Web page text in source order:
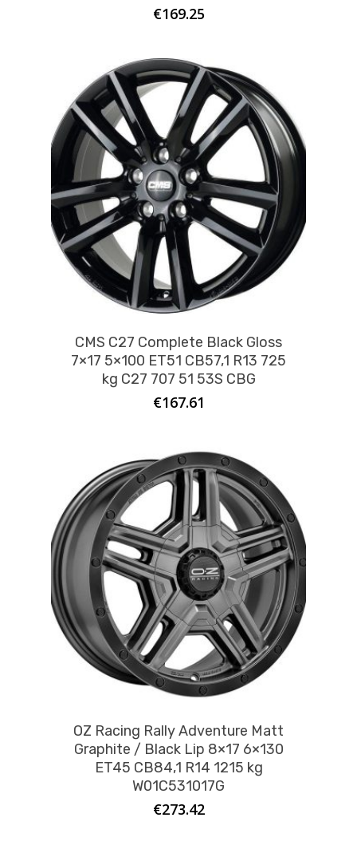
€169.25
CMS C27 Complete Black Gloss
7×17 5×100 ET51 CB57,1 R13 725
kg C27 707 51 53S CBG
€167.61
OZ Racing Rally Adventure Matt
Graphite / Black Lip 8×17 6×130
ET45 CB84,1 R14 1215 kg
W01C531017G
€273.42